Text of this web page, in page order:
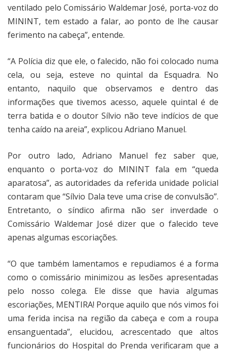
ventilado pelo Comissário Waldemar José, porta-voz do
MININT, tem estado a falar, ao ponto de lhe causar
ferimento na cabeça”, entende.
“A Polícia diz que ele, o falecido, não foi colocado numa
cela, ou seja, esteve no quintal da Esquadra. No
entanto, naquilo que observamos e dentro das
informações que tivemos acesso, aquele quintal é de
terra batida e o doutor Sílvio não teve indícios de que
tenha caído na areia”, explicou Adriano Manuel.
Por outro lado, Adriano Manuel fez saber que,
enquanto o porta-voz do MININT fala em “queda
aparatosa”, as autoridades da referida unidade policial
contaram que “Sílvio Dala teve uma crise de convulsão”.
Entretanto, o síndico afirma não ser inverdade o
Comissário Waldemar José dizer que o falecido teve
apenas algumas escoriações.
“O que também lamentamos e repudiamos é a forma
como o comissário minimizou as lesões apresentadas
pelo nosso colega. Ele disse que havia algumas
escoriações, MENTIRA! Porque aquilo que nós vimos foi
uma ferida incisa na região da cabeça e com a roupa
ensanguentada”, elucidou, acrescentado que altos
funcionários do Hospital do Prenda verificaram que a